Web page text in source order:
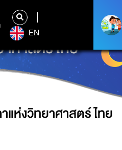
EN
ศาสตร์ไทย
แห่งวิทยาศาสตร์ไทย